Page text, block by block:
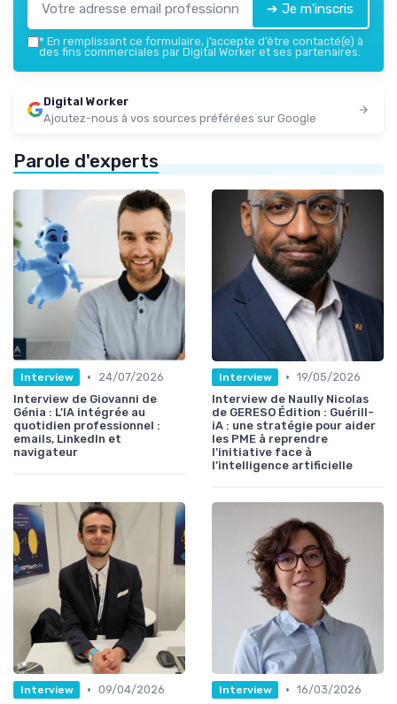
➔ Je m'inscris
* En remplissant ce formulaire, j’accepte d’être contacté(e) à
des fins commerciales par Digital Worker et ses partenaires.
Digital Worker
Ajoutez-nous à vos sources préférées sur Google
Parole d'experts
Interview •
24/07/2026
Interview de Giovanni de
Génia : L’IA intégrée au
quotidien professionnel :
emails, LinkedIn et
navigateur
Interview • 19/05/2026
Interview de Naully Nicolas
de GERESO Édition : Guérill-
iA : une stratégie pour aider
les PME à reprendre
l’initiative face à
l’intelligence artificielle
Interview • 09/04/2026
Interview • 16/03/2026